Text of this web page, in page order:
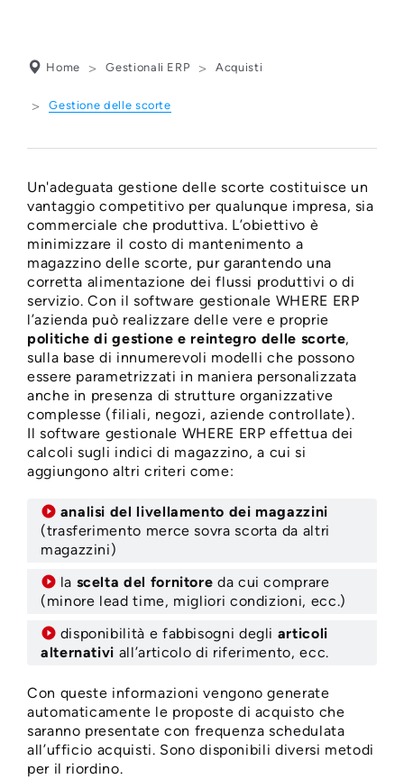
GESTIONE SCORTE,
PROPOSTE DI
ACQUISTO E
POLITICHE DI
REINTEGRO MERCI
Home Gestionali ERP Acquisti
Gestione delle scorte
Un'adeguata gestione delle scorte costituisce un
vantaggio competitivo per qualunque impresa, sia
commerciale che produttiva. L’obiettivo è
minimizzare il costo di mantenimento a
magazzino delle scorte, pur garantendo una
corretta alimentazione dei flussi produttivi o di
servizio. Con il software gestionale WHERE ERP
l’azienda può realizzare delle vere e proprie
politiche di gestione e reintegro delle scorte,
sulla base di innumerevoli modelli che possono
essere parametrizzati in maniera personalizzata
anche in presenza di strutture organizzative
complesse (filiali, negozi, aziende controllate).
Il software gestionale WHERE ERP effettua dei
calcoli sugli indici di magazzino, a cui si
aggiungono altri criteri come:
analisi del livellamento dei magazzini
(trasferimento merce sovra scorta da altri
magazzini)
la scelta del fornitore da cui comprare
(minore lead time, migliori condizioni, ecc.)
disponibilità e fabbisogni degli articoli
alternativi all’articolo di riferimento, ecc.
Con queste informazioni vengono generate
automaticamente le proposte di acquisto che
saranno presentate con frequenza schedulata
all’ufficio acquisti. Sono disponibili diversi metodi
per il riordino.